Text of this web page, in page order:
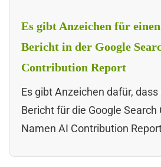
Es gibt Anzeichen für
Bericht in der Google
Contribution Report
Es gibt Anzeichen dafür, dass
Bericht für die Google
Namen AI Contribution